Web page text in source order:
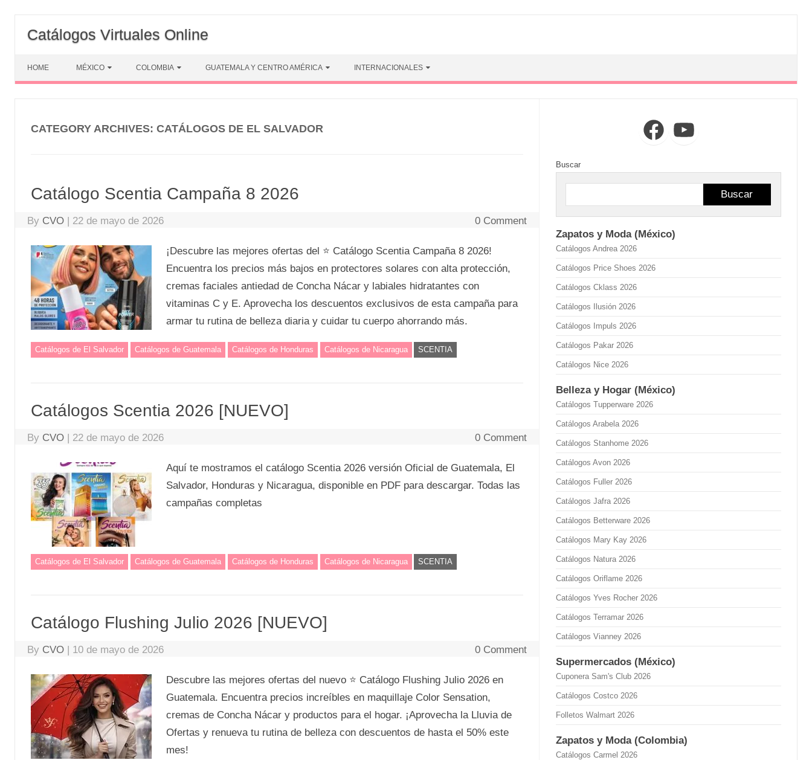
content
Catálogos Virtuales Online
HOME MÉXICO COLOMBIA GUATEMALA Y CENTRO AMÉRICA INTERNACIONALES
CATEGORY ARCHIVES: CATÁLOGOS DE EL SALVADOR
Catálogo Scentia Campaña 8 2026
By CVO | 22 de mayo de 2026 0 Comment
¡Descubre las mejores ofertas del ⭐ Catálogo Scentia Campaña 8 2026!
Encuentra los precios más bajos en protectores solares con alta protección,
cremas faciales antiedad de Concha Nácar y labiales hidratantes con
vitaminas C y E. Aprovecha los descuentos exclusivos de esta campaña para
armar tu rutina de belleza diaria y cuidar tu cuerpo ahorrando más.
Catálogos de El Salvador Catálogos de Guatemala Catálogos de Honduras Catálogos de Nicaragua SCENTIA
Catálogos Scentia 2026 [NUEVO]
By CVO | 22 de mayo de 2026 0 Comment
Aquí te mostramos el catálogo Scentia 2026 versión Oficial de Guatemala, El
Salvador, Honduras y Nicaragua, disponible en PDF para descargar. Todas las
campañas completas
Catálogos de El Salvador Catálogos de Guatemala Catálogos de Honduras Catálogos de Nicaragua SCENTIA
Catálogo Flushing Julio 2026 [NUEVO]
By CVO | 10 de mayo de 2026 0 Comment
Descubre las mejores ofertas del nuevo ⭐ Catálogo Flushing Julio 2026 en
Guatemala. Encuentra precios increíbles en maquillaje Color Sensation,
cremas de Concha Nácar y productos para el hogar. ¡Aprovecha la Lluvia de
Ofertas y renueva tu rutina de belleza con descuentos de hasta el 50% este
mes!
FacebookYouTube
Buscar
Buscar
Zapatos y Moda (México)
Catálogos Andrea 2026
Catálogos Price Shoes 2026
Catálogos Cklass 2026
Catálogos Ilusión 2026
Catálogos Impuls 2026
Catálogos Pakar 2026
Catálogos Nice 2026
Belleza y Hogar (México)
Catálogos Tupperware 2026
Catálogos Arabela 2026
Catálogos Stanhome 2026
Catálogos Avon 2026
Catálogos Fuller 2026
Catálogos Jafra 2026
Catálogos Betterware 2026
Catálogos Mary Kay 2026
Catálogos Natura 2026
Catálogos Oriflame 2026
Catálogos Yves Rocher 2026
Catálogos Terramar 2026
Catálogos Vianney 2026
Supermercados (México)
Cuponera Sam's Club 2026
Catálogos Costco 2026
Folletos Walmart 2026
Zapatos y Moda (Colombia)
Catálogos Carmel 2026